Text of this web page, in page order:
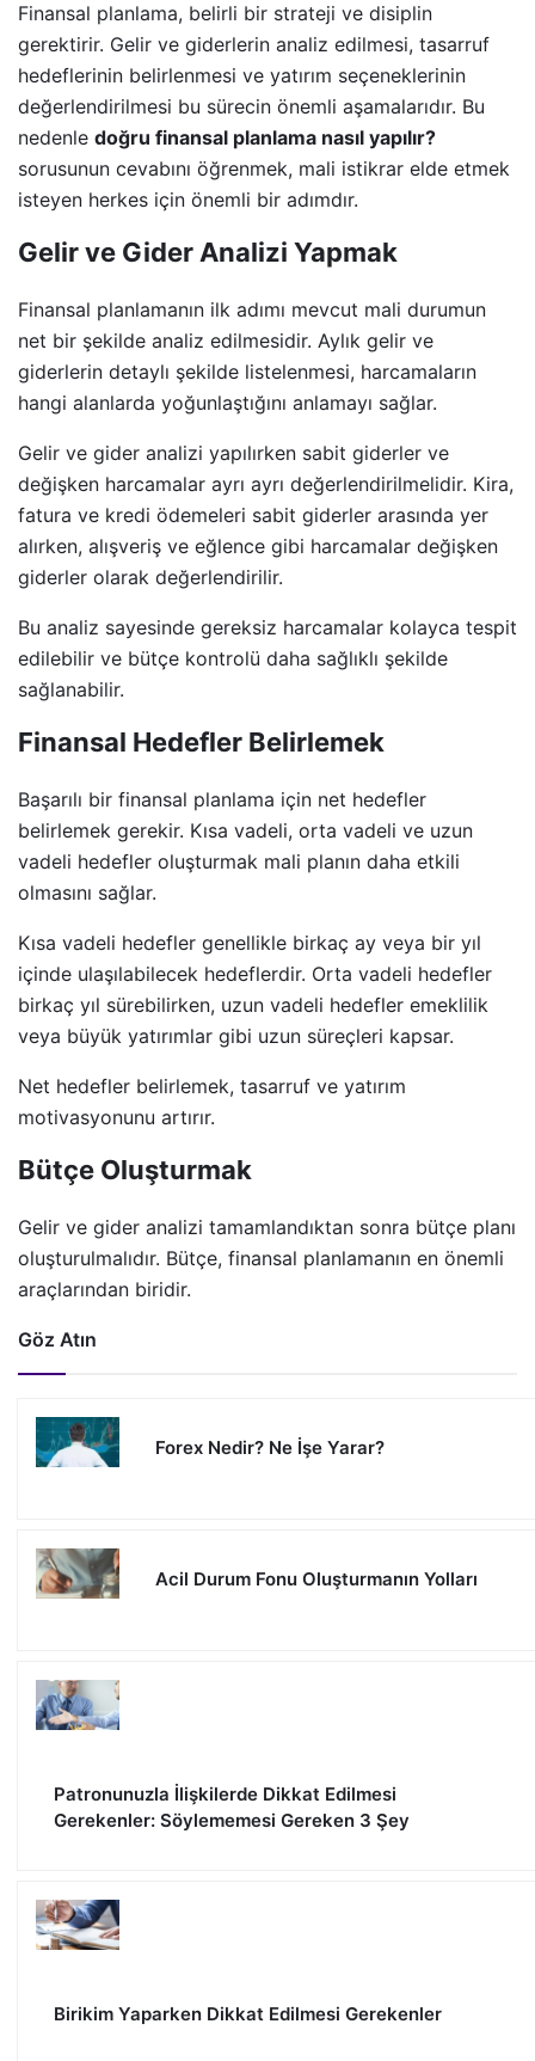
Finansal planlama, belirli bir strateji ve disiplin
gerektirir. Gelir ve giderlerin analiz edilmesi, tasarruf
hedeflerinin belirlenmesi ve yatırım seçeneklerinin
değerlendirilmesi bu sürecin önemli aşamalarıdır. Bu
nedenle doğru finansal planlama nasıl yapılır?
sorusunun cevabını öğrenmek, mali istikrar elde etmek
isteyen herkes için önemli bir adımdır.
Gelir ve Gider Analizi Yapmak
Finansal planlamanın ilk adımı mevcut mali durumun
net bir şekilde analiz edilmesidir. Aylık gelir ve
giderlerin detaylı şekilde listelenmesi, harcamaların
hangi alanlarda yoğunlaştığını anlamayı sağlar.
Gelir ve gider analizi yapılırken sabit giderler ve
değişken harcamalar ayrı ayrı değerlendirilmelidir. Kira,
fatura ve kredi ödemeleri sabit giderler arasında yer
alırken, alışveriş ve eğlence gibi harcamalar değişken
giderler olarak değerlendirilir.
Bu analiz sayesinde gereksiz harcamalar kolayca tespit
edilebilir ve bütçe kontrolü daha sağlıklı şekilde
sağlanabilir.
Finansal Hedefler Belirlemek
Başarılı bir finansal planlama için net hedefler
belirlemek gerekir. Kısa vadeli, orta vadeli ve uzun
vadeli hedefler oluşturmak mali planın daha etkili
olmasını sağlar.
Kısa vadeli hedefler genellikle birkaç ay veya bir yıl
içinde ulaşılabilecek hedeflerdir. Orta vadeli hedefler
birkaç yıl sürebilirken, uzun vadeli hedefler emeklilik
veya büyük yatırımlar gibi uzun süreçleri kapsar.
Net hedefler belirlemek, tasarruf ve yatırım
motivasyonunu artırır.
Bütçe Oluşturmak
Gelir ve gider analizi tamamlandıktan sonra bütçe planı
oluşturulmalıdır. Bütçe, finansal planlamanın en önemli
araçlarından biridir.
Göz Atın
Forex Nedir? Ne İşe Yarar?
Acil Durum Fonu Oluşturmanın Yolları
Patronunuzla İlişkilerde Dikkat Edilmesi
Gerekenler: Söylememesi Gereken 3 Şey
Birikim Yaparken Dikkat Edilmesi Gerekenler